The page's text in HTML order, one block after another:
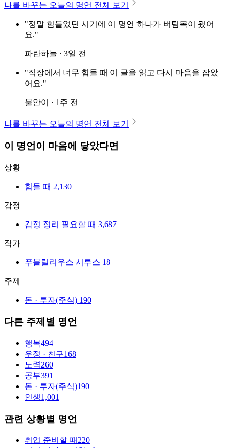
나를 바꾸는 오늘의 명언 전체 보기
"정말 힘들었던 시기에 이 명언 하나가 버팀목이 됐어
요."
파란하늘 · 3일 전
"직장에서 너무 힘들 때 이 글을 읽고 다시 마음을 잡았
어요."
불안이 · 1주 전
나를 바꾸는 오늘의 명언 전체 보기
이 명언이 마음에 닿았다면
상황
힘들 때 2,130
감정
감정 정리 필요할 때 3,687
작가
푸블릴리우스 시루스 18
주제
돈 · 투자(주식) 190
다른 주제별 명언
행복494
우정 · 친구168
노력260
공부391
돈 · 투자(주식)190
인생1,001
관련 상황별 명언
취업 준비할 때 220